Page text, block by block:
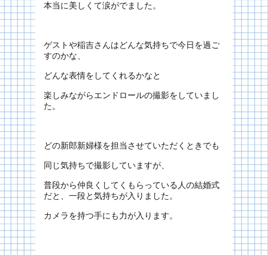
本当に美しくて涙がでました。
ゲストや稲吉さんはどんな気持ちで今日を過ご
すのかな、
どんな表情をしてくれるかなと
楽しみながらエンドロールの撮影をしていまし
た。
どの新郎新婦様を担当させていただくときでも
同じ気持ちで撮影していますが、
普段から仲良くしてくもらっている人の結婚式
だと、一段と気持ちが入りました。
カメラを持つ手にも力が入ります。